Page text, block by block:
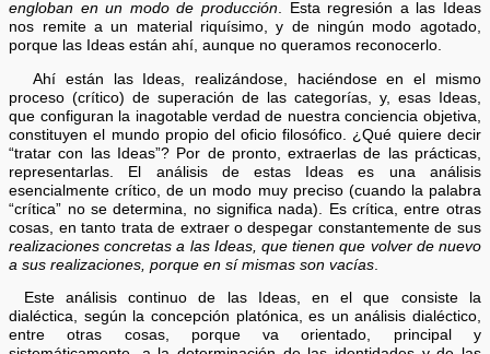
engloban en un modo de producción. Esta regresión a las Ideas
nos remite a un material riquísimo, y de ningún modo agotado,
porque las Ideas están ahí, aunque no queramos reconocerlo.
Ahí están las Ideas, realizándose, haciéndose en el mismo
proceso (crítico) de superación de las categorías, y, esas Ideas,
que configuran la inagotable verdad de nuestra conciencia objetiva,
constituyen el mundo propio del oficio filosófico. ¿Qué quiere decir
“tratar con las Ideas”? Por de pronto, extraerlas de las prácticas,
representarlas. El análisis de estas Ideas es una análisis
esencialmente crítico, de un modo muy preciso (cuando la palabra
“crítica” no se determina, no significa nada). Es crítica, entre otras
cosas, en tanto trata de extraer o despegar constantemente de sus
realizaciones concretas a las Ideas, que tienen que volver de nuevo
a sus realizaciones, porque en sí mismas son vacías
Este análisis continuo de las Ideas, en el que consiste la
dialéctica, según la concepción platónica, es un análisis dialéctico,
entre otras cosas, porque va orientado, principal y